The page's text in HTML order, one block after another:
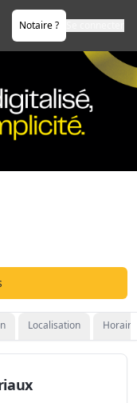
Notaire ?
Localisation